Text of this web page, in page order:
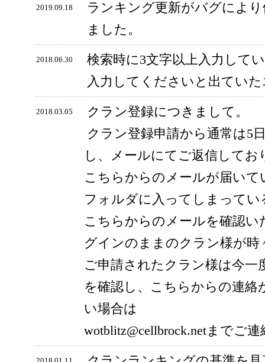
2019.09.18
ランキング更新がバグによ
ました。
2018.06.30
検索時に3文字以上入力して
入力してくださいと出てい
2018.03.05
クラン登録につきまして。
クラン登録申請から通常は5
し、メールにてご返信してお
こちらからのメールが届い
フォルダに入ってしまってい
こちらからのメールを確認
グインのままのクラン様が時
ご申請されたクラン様は今一
を確認し、こちらからの連
い場合は
wotblitz@cellbrock.netまでご